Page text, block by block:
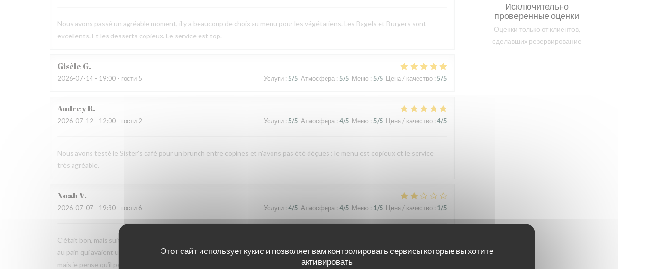
Этот сайт использует кукис и позволяет вам контролировать сервисы которые вы хотите
активировать
Nous avons passé un agréable moment, il y a beaucoup de choix au menu pour les végétariens. Les Bagels et Burgers sont
excellents. Et les desserts copieux. Le service est top.
Gisèle G
2026-07-14 - 19:00 - гости 5 Услуги: 5/5 Атмосфера : 5/5 Меню : 5/5 Цена / качество: 5/5
AudreyR
2026-07-12 - 12:00 - гости 2 Услуги: 5/5 Атмосфера : 4/5 Меню : 5/5 Цена / качество: 4/5
Nous avons testé le Sister's café pour un brunch entre copines et n'avons pas été déçues : le menu est copieux et le service
très agréable.
NoahV
2026-07-07 - 19:30 - гости 6 Услуги: 4/5 Атмосфера : 4/5 Меню : 1/5 Цена / качество: 1/5
C’était bon, mais suite à la soirée j’ai fait une violente indigestion qui a nécessité un lavement. C’est sûrement dû à la viande et
au pain qui avaient un goût légèrement avarié, comme si elle avait pris un coup de chaud. Je ne recommande pas ce restaurant,
mais je pense qu’il peut s’améliorer.
Исключительно
проверенные оценки
Оценки только от клиентов,
сделавших резервирование